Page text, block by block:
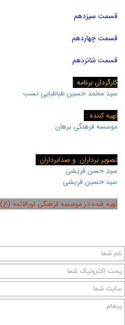
قسمت سیزدهم
قسمت چهاردهم
قسمت شانزدهم
کارگردان برنامه :
سید محمد حسین طباطبایی نسب
تهیه کننده :
موسسه فرهنگی برهان
تصویر برداران و صدابرداران :
سید حسن قریشی
سید حسین قریشی
تهیه شده در موسسه فرهنگی نورالائمه (ع)